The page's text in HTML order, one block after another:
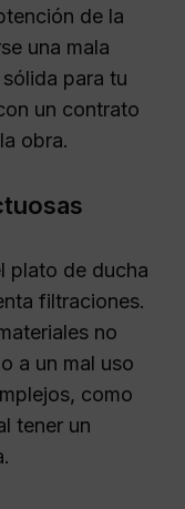
de la
una mala
para tu
un contrato
obra.
plato de ducha
filtraciones.
no
a un mal uso
como
tener un